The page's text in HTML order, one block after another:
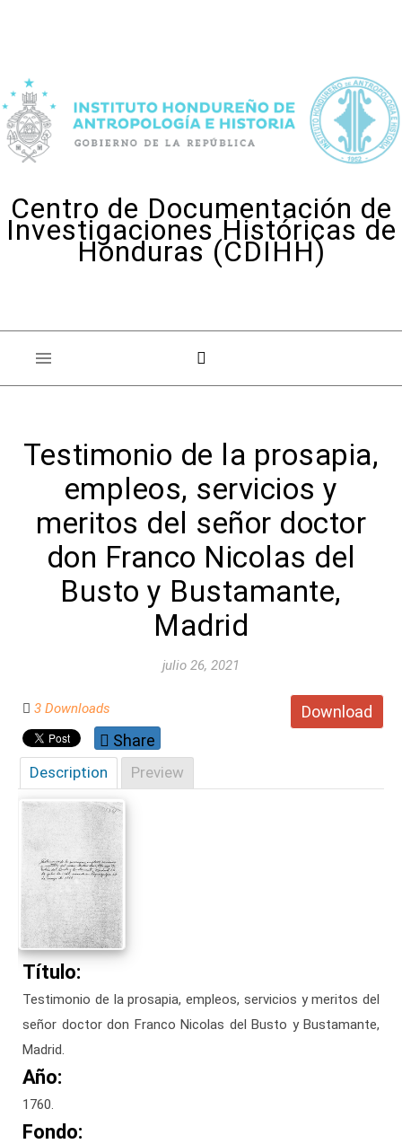
Centro de Documentación de
Investigaciones Históricas de
Honduras (CDIHH)
Testimonio de la prosapia,
empleos, servicios y
meritos del señor doctor
don Franco Nicolas del
Busto y Bustamante,
Madrid
julio 26, 2021
Download
3 Downloads
Share
Description Preview
Título:
Testimonio de la prosapia, empleos, servicios y meritos del
señor doctor don Franco Nicolas del Busto y Bustamante,
Madrid.
Año:
1760.
Fondo: